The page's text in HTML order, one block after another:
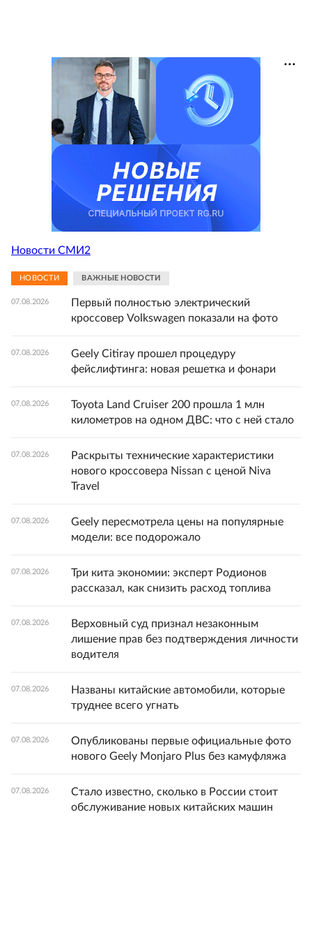
Новости СМИ2
НОВОСТИ ВАЖНЫЕ НОВОСТИ
07.08.2026
Первый полностью электрический
кроссовер Volkswagen показали на фото
07.08.2026
Geely Citiray прошел процедуру
фейслифтинга: новая решетка и фонари
07.08.2026
Toyota Land Cruiser 200 прошла 1 млн
километров на одном ДВС: что с ней стало
07.08.2026
Раскрыты технические характеристики
нового кроссовера Nissan с ценой Niva
Travel
07.08.2026
Geely пересмотрела цены на популярные
модели: все подорожало
07.08.2026
Три кита экономии: эксперт Родионов
рассказал, как снизить расход топлива
07.08.2026
Верховный суд признал незаконным
лишение прав без подтверждения личности
водителя
07.08.2026
Названы китайские автомобили, которые
труднее всего угнать
07.08.2026
Опубликованы первые официальные фото
нового Geely Monjaro Plus без камуфляжа
07.08.2026
Стало известно, сколько в России стоит
обслуживание новых китайских машин